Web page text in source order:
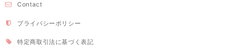
Contact
プライバシーポリシー
特定商取引法に基づく表記